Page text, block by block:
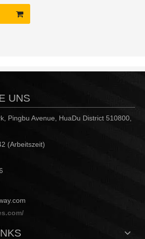
für
UNS
Pingbu Avenue, HuaDu District 510800,
(Arbeitszeit)